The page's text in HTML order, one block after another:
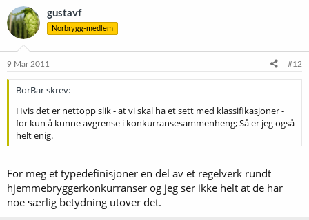
gustavf
Norbrygg-medlem
9 Mar 2011 #12
BorBar skrev:
Hvis det er nettopp slik - at vi skal ha et sett med klassifikasjoner -
for kun å kunne avgrense i konkurransesammenheng; Så er jeg også
helt enig.
For meg et typedefinisjoner en del av et regelverk rundt
hjemmebryggerkonkurranser og jeg ser ikke helt at de har
noe særlig betydning utover det.